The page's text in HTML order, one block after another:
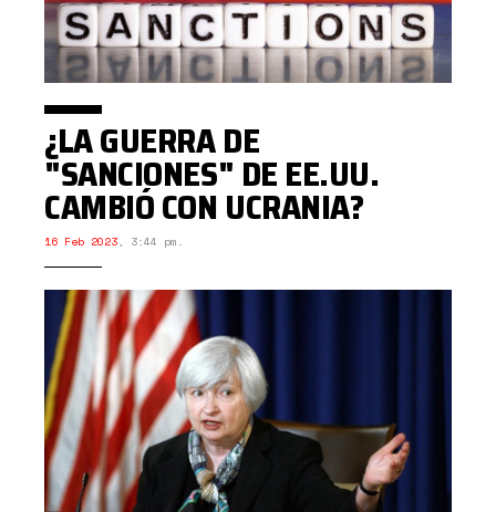
¿LA GUERRA DE
"SANCIONES" DE EE.UU.
CAMBIÓ CON UCRANIA?
16 Feb 2023, 3:44 pm.